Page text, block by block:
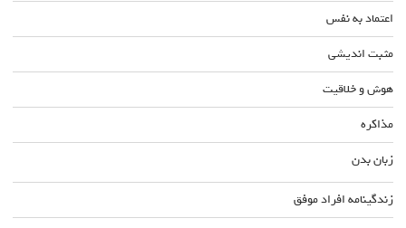
اعتماد به نفس
مثبت اندیشی
هوش و خلاقیت
مذاکره
زبان بدن
زندگینامه افراد موفق